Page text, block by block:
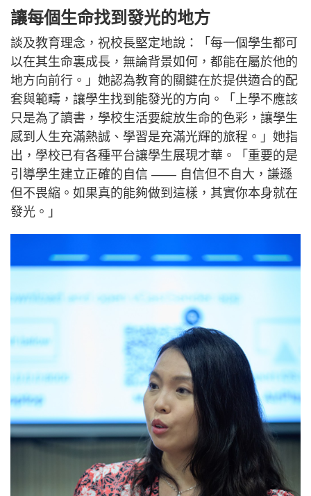
讓每個生命找到發光的地方
談及教育理念，祝校長堅定地說：「每一個學生都可
以在其生命裏成長，無論背景如何，都能在屬於他的
地方向前行。」她認為教育的關鍵在於提供適合的配
套與範疇，讓學生找到能發光的方向。「上學不應該
只是為了讀書，學校生活要綻放生命的色彩，讓學生
感到人生充滿熱誠、學習是充滿光輝的旅程。」她指
出，學校已有各種平台讓學生展現才華。「重要的是
引導學生建立正確的自信 —— 自信但不自大，謙遜
但不畏縮。如果真的能夠做到這樣，其實你本身就在
發光。」